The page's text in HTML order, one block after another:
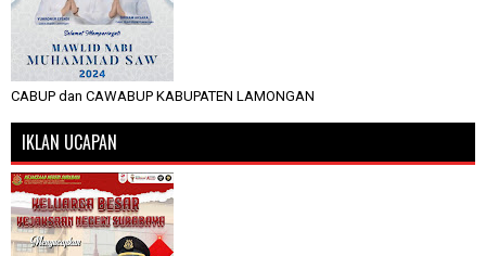
CABUP dan CAWABUP KABUPATEN LAMONGAN
IKLAN UCAPAN